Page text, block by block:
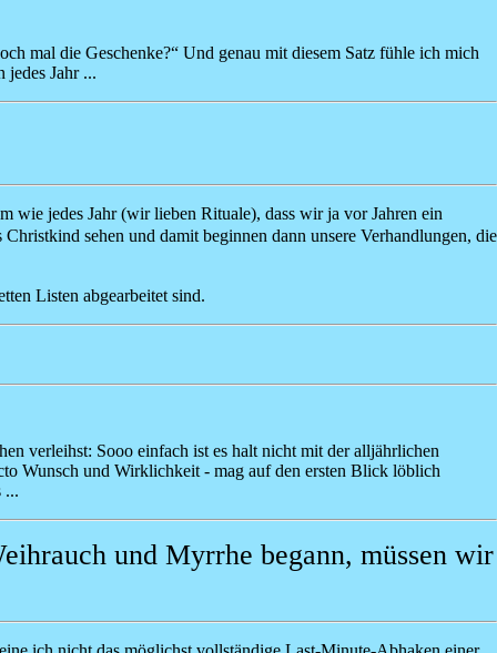
mal die Geschenke?“ Und genau mit diesem Satz fühle ich mich
jedes Jahr ...
wie jedes Jahr (wir lieben Rituale), dass wir ja vor Jahren ein
sehen und damit beginnen dann unsere Verhandlungen, die
Listen abgearbeitet sind.
verleihst: Sooo einfach ist es halt nicht mit der alljährlichen
Wunsch und Wirklichkeit - mag auf den ersten Blick löblich
...
und Myrrhe begann, müssen wir